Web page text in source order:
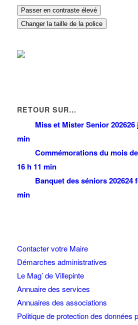
Passer en contraste élevé
Changer la taille de la police
RETOUR SUR…
Miss et Mister Senior 202626
min
Commémorations du mois
16 h 11 min
Banquet des séniors 202624
min
Contacter votre Maire
Démarches administratives
Le Mag’ de Villepinte
Annuaire des services
Annuaires des associations
Politique de protection des données